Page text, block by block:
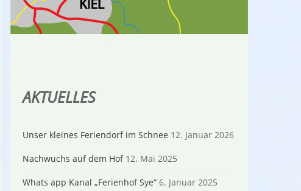
AKTUELLES
Unser kleines Feriendorf im Schnee 12. Januar 2026
Nachwuchs auf dem Hof 12. Mai 2025
Whats app Kanal „Ferienhof Sye“ 6. Januar 2025